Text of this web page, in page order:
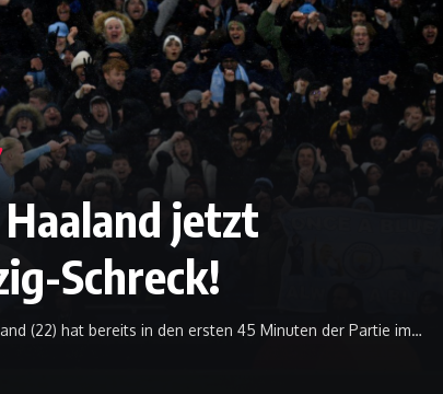
Haaland jetzt
Schreck!
(22) hat bereits in den ersten 45 Minuten der Partie im…